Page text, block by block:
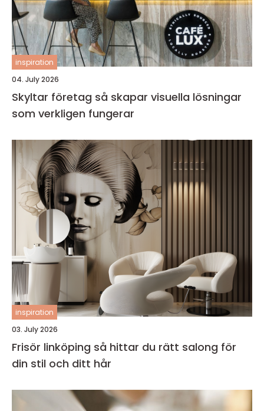
inspiration
04. July 2026
Skyltar företag så skapar visuella lösningar
som verkligen fungerar
inspiration
03. July 2026
Frisör linköping så hittar du rätt salong för
din stil och ditt hår